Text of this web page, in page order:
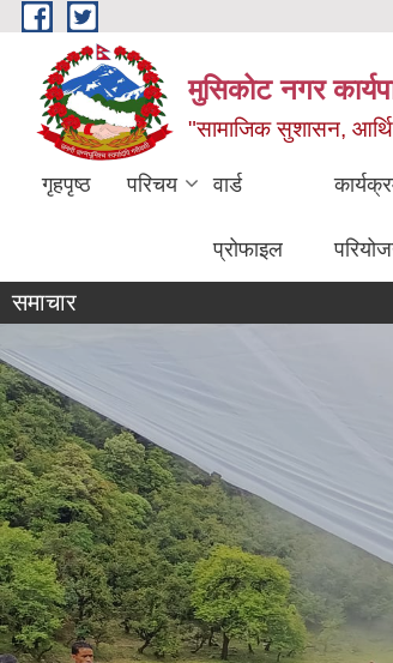
Skip to main content
मुसिकोट नगर
"सामाजिक सुशासन,
गृहपृष्ठ परिचय वार्ड
प्रोफाइल
समाचार